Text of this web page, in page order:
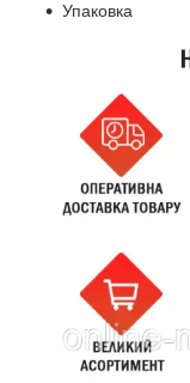
Упаковка